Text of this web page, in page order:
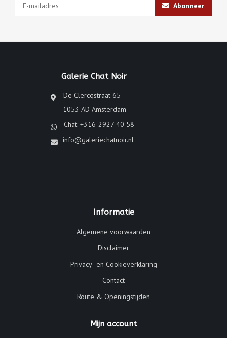
Abonneer
Galerie Chat Noir
De Clercqstraat 65
1053 AD Amsterdam
Chat: +316-2927 40 58
info@galeriechatnoir.nl
Informatie
Algemene voorwaarden
Disclaimer
Privacy- en Cookieverklaring
Contact
Route & Openingstijden
Mijn account